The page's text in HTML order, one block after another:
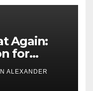
Again:
for
ALEXANDER